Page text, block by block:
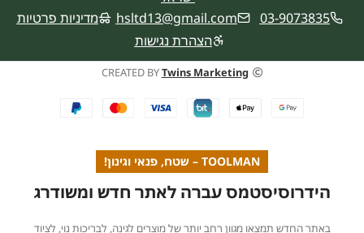
03-9073835
hsltd13@gmail.com
מדיניות פרטיות
הצהרת נגישות
CREATED BYTwins Marketing
TOOLMAN – שטח, פנאי וגינון!
הידרוסיסטמס עברה לאתר חדש ומשודרג
באתר החדש תמצאו מגוון רחב יותר של מוצרים לגינה, לבריכות נוי, לציוד